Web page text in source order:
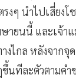
รงๆ นำไปเสี่ยงโ
ายนนี้ และเจ้า
งไกล หลังจากจุ
นทีละตัวตามคำ